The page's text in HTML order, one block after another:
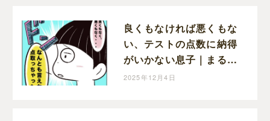
良くもなければ悪くもな
い、テストの点数に納得
がいかない息子｜まるの
育児絵日記
2025年12月4日